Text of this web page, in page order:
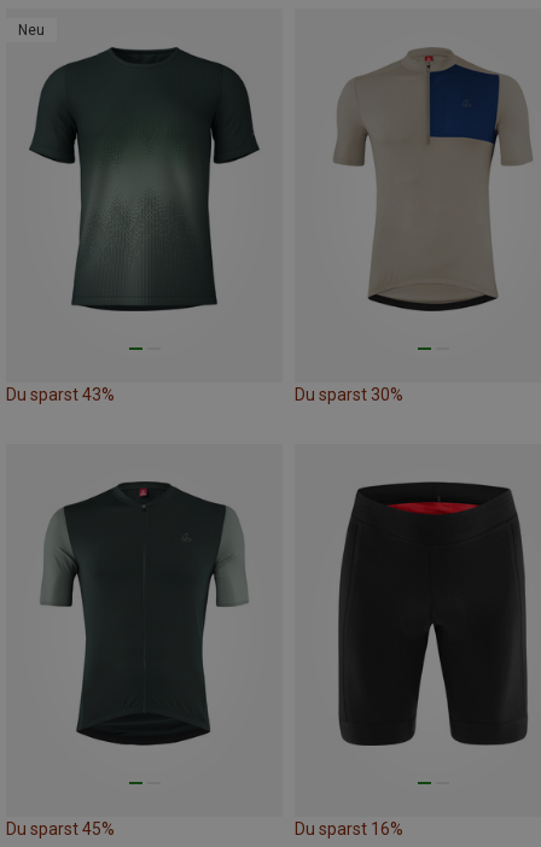
Neu
Du sparst 43% Du sparst 30%
Du sparst 45% Du sparst 16%